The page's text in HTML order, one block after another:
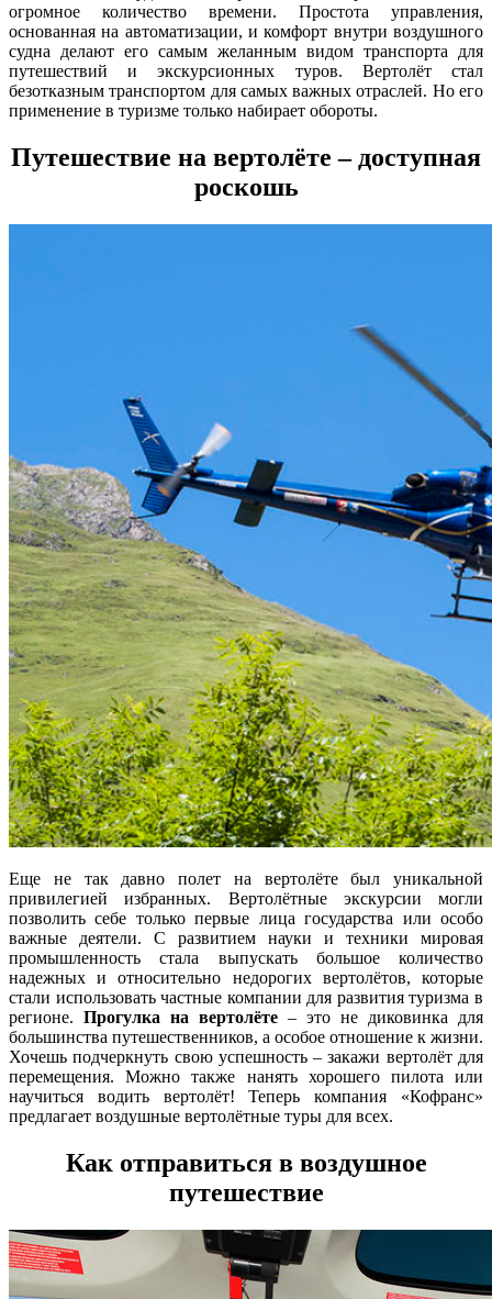
огромное количество времени. Простота управления,
основанная на автоматизации, и комфорт внутри воздушного
судна делают его самым желанным видом транспорта для
путешествий и экскурсионных туров. Вертолёт стал
безотказным транспортом для самых важных отраслей. Но его
применение в туризме только набирает обороты.
Путешествие на вертолёте – доступная
роскошь
Еще не так давно полет на вертолёте был уникальной
привилегией избранных. Вертолётные экскурсии могли
позволить себе только первые лица государства или особо
важные деятели. С развитием науки и техники мировая
промышленность стала выпускать большое количество
надежных и относительно недорогих вертолётов, которые
стали использовать частные компании для развития туризма в
регионе. Прогулка на вертолёте – это не диковинка для
большинства путешественников, а особое отношение к жизни.
Хочешь подчеркнуть свою успешность – закажи вертолёт для
перемещения. Можно также нанять хорошего пилота или
научиться водить вертолёт! Теперь компания «Кофранс»
предлагает воздушные вертолётные туры для всех.
Как отправиться в воздушное
путешествие